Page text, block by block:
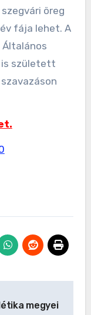
öreg
fája lehet. A
Általános
is született
megyei